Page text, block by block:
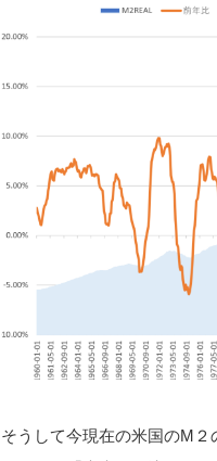
そうして今現在の米国のM